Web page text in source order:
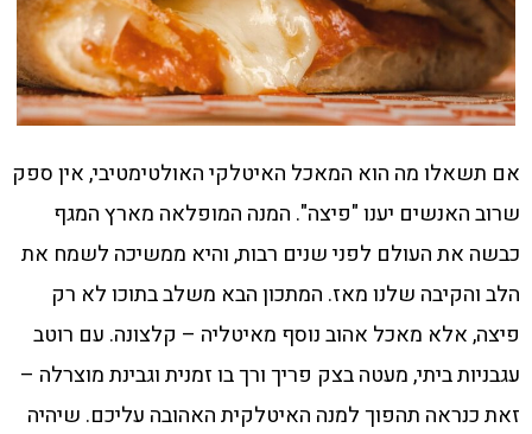
אם תשאלו מה הוא המאכל האיטלקי האולטימטיבי, אין ספק
שרוב האנשים יענו "פיצה". המנה המופלאה מארץ המגף
כבשה את העולם לפני שנים רבות, והיא ממשיכה לשמח את
הלב והקיבה שלנו מאז. המתכון הבא משלב בתוכו לא רק
פיצה, אלא מאכל אהוב נוסף מאיטליה – קלצונה. עם רוטב
עגבניות ביתי, מעטה בצק פריך ורך בו זמנית וגבינת מוצרלה –
זאת כנראה תהפוך למנה האיטלקית האהובה עליכם. שיהיה